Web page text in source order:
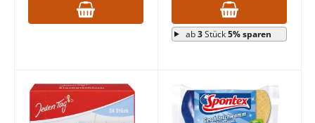
ab3Stück5% sparen